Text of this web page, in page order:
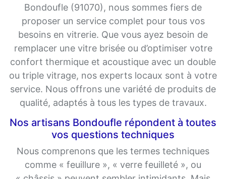
Bondoufle (91070), nous sommes fiers de
proposer un service complet pour tous vos
besoins en vitrerie. Que vous ayez besoin de
remplacer une vitre brisée ou d’optimiser votre
confort thermique et acoustique avec un double
ou triple vitrage, nos experts locaux sont à votre
service. Nous offrons une variété de produits de
qualité, adaptés à tous les types de travaux.
Nos artisans Bondoufle répondent à toutes
vos questions techniques
Nous comprenons que les termes techniques
comme « feuillure », « verre feuilleté », ou